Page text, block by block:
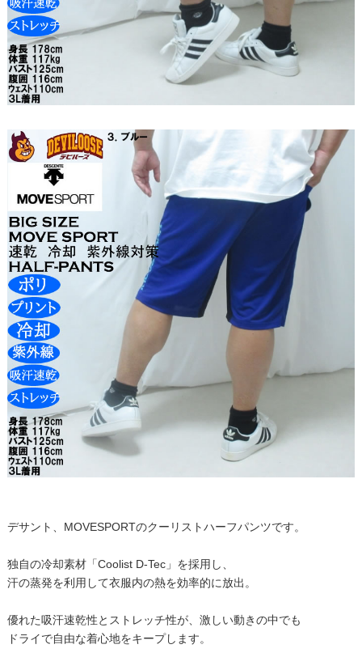
デサント、MOVESPORTのクーリストハーフパンツです。
独自の冷却素材「Coolist D-Tec」を採用し、
汗の蒸発を利用して衣服内の熱を効率的に放出。
優れた吸汗速乾性とストレッチ性が、激しい動きの中でも
ドライで自由な着心地をキープします。